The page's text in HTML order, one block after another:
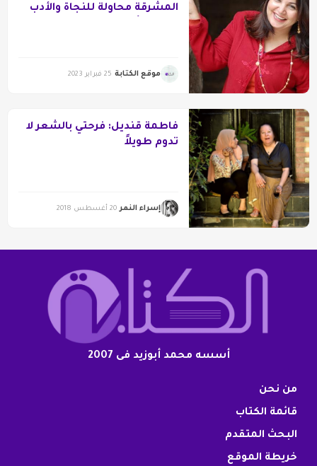
المشرقة محاولة للنجاة والأدب
موقع الكتابة 25 فبراير 2023
فاطمة قنديل: فرحتي بالشعر لا
تدوم طويلاً
إسراء النمر 20 أغسطس 2018
أسسه محمد أبوزيد فى 2007
من نحن
قائمة الكتاب
البحث المتقدم
خريطة الموقع